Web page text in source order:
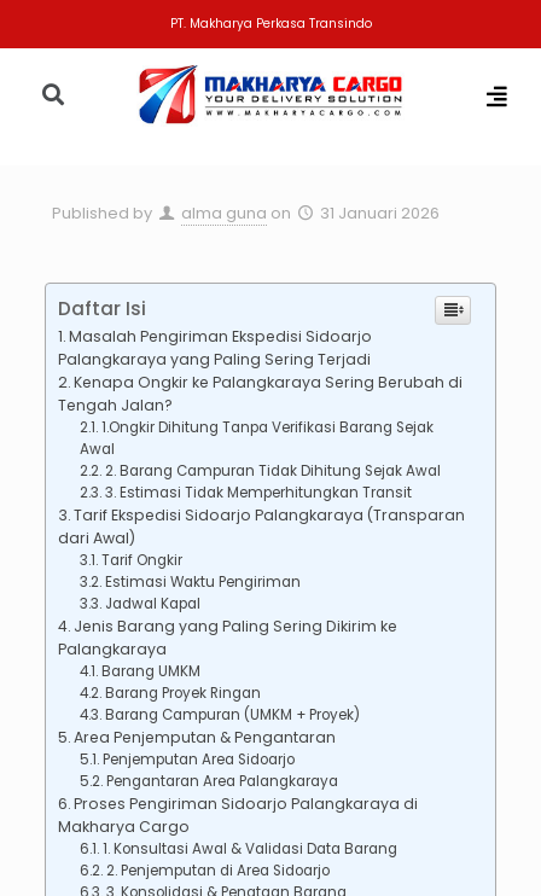
PT. Makharya Perkasa Transindo
Published by alma guna on 31 Januari 2026
Daftar Isi
Masalah Pengiriman Ekspedisi Sidoarjo
Palangkaraya yang Paling Sering Terjadi
Kenapa Ongkir ke Palangkaraya Sering Berubah di
Tengah Jalan?
1.Ongkir Dihitung Tanpa Verifikasi Barang Sejak
Awal
2. Barang Campuran Tidak Dihitung Sejak Awal
3. Estimasi Tidak Memperhitungkan Transit
Tarif Ekspedisi Sidoarjo Palangkaraya (Transparan
dari Awal)
Tarif Ongkir
Estimasi Waktu Pengiriman
Jadwal Kapal
Jenis Barang yang Paling Sering Dikirim ke
Palangkaraya
Barang UMKM
Barang Proyek Ringan
Barang Campuran (UMKM + Proyek)
Area Penjemputan & Pengantaran
Penjemputan Area Sidoarjo
Pengantaran Area Palangkaraya
Proses Pengiriman Sidoarjo Palangkaraya di
Makharya Cargo
1. Konsultasi Awal & Validasi Data Barang
2. Penjemputan di Area Sidoarjo